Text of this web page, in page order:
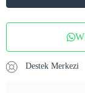
Destek Merkezi